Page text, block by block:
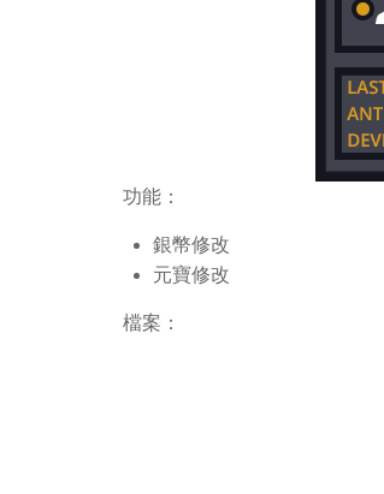
功能：
銀幣修改
元寶修改
檔案：